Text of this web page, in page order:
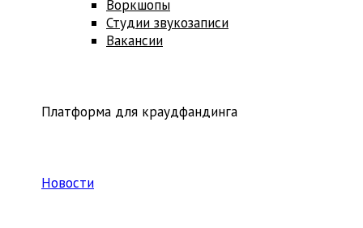
Воркшопы
Студии звукозаписи
Вакансии
Платформа для краудфандинга
Новости